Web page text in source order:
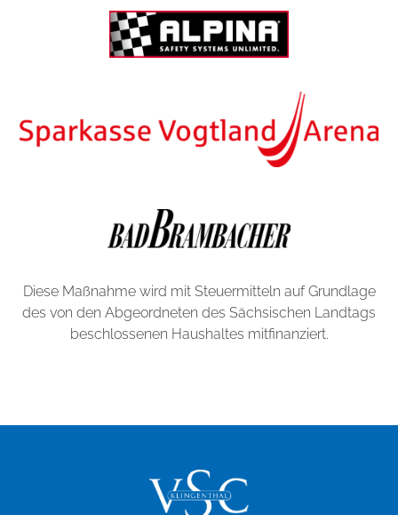
Diese Maßnahme wird mit Steuermitteln auf Grundlage
des von den Abgeordneten des Sächsischen Landtags
beschlossenen Haushaltes mitfinanziert.